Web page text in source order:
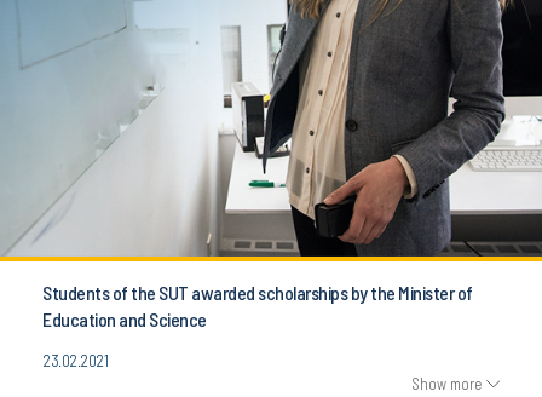
Students of the SUT awarded scholarships by the Minister of
Education and Science
23.02.2021
Show more